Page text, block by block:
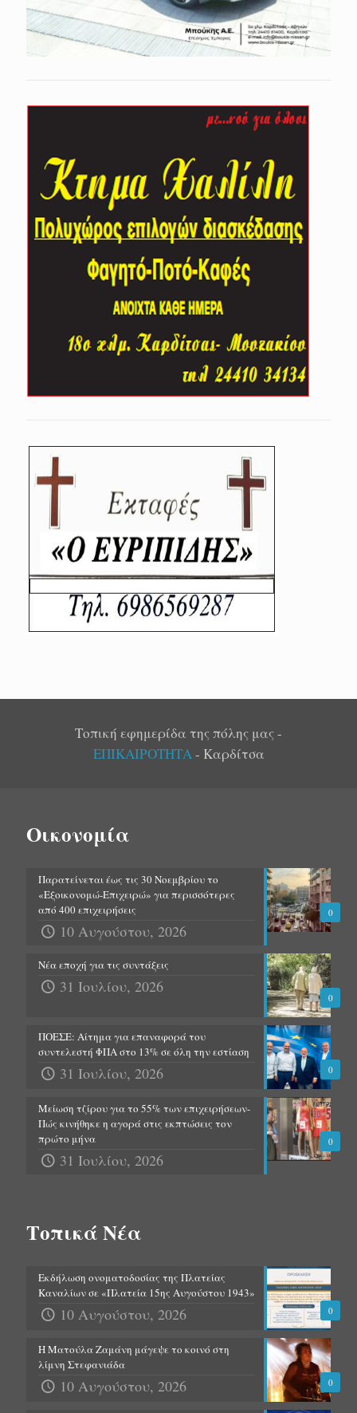
Τοπική εφημερίδα της πόλης μας -
ΕΠΙΚΑΙΡΟΤΗΤΑ- Καρδίτσα
Οικονομία
0
Παρατείνεται έως τις 30 Νοεμβρίου το
«Εξοικονομώ-Επιχειρώ» για περισσότερες
από 400 επιχειρήσεις
10 Αυγούστου, 2026
0
Νέα εποχή για τις συντάξεις
31 Ιουλίου, 2026
0
ΠΟΕΣΕ: Αίτημα για επαναφορά του
συντελεστή ΦΠΑ στο 13% σε όλη την εστίαση
31 Ιουλίου, 2026
0
Μείωση τζίρου για το 55% των επιχειρήσεων-
Πώς κινήθηκε η αγορά στις εκπτώσεις τον
πρώτο μήνα
31 Ιουλίου, 2026
Τοπικά Νέα
0
Εκδήλωση ονοματοδοσίας της Πλατείας
Καναλίων σε «Πλατεία 15ης Αυγούστου 1943»
10 Αυγούστου, 2026
0
Η Ματούλα Ζαμάνη μάγεψε το κοινό στη
λίμνη Στεφανιάδα
10 Αυγούστου, 2026